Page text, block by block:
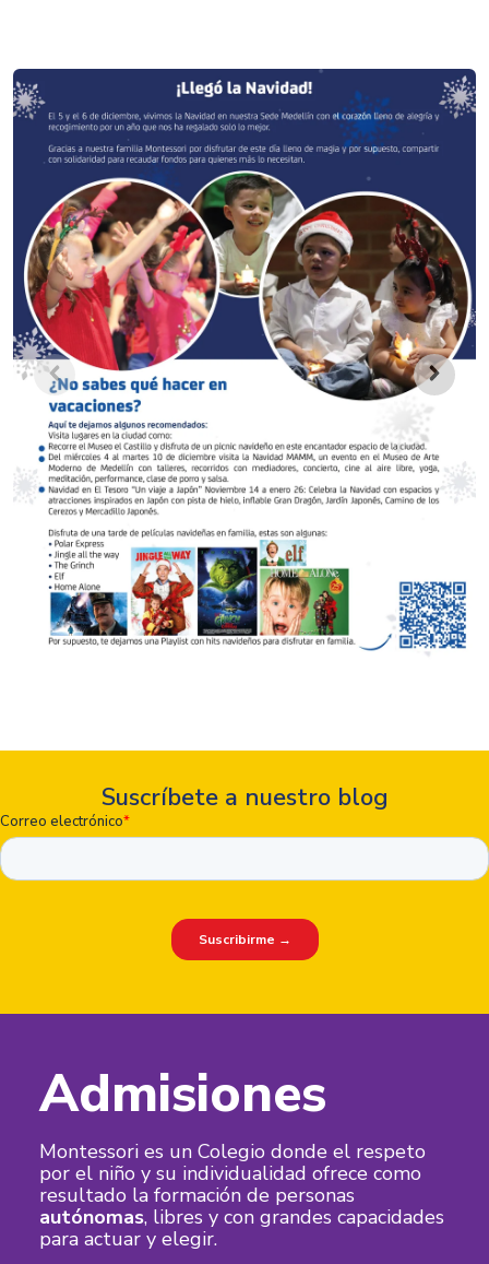
Suscríbete a nuestro blog
Admisiones
Montessori es un Colegio donde el respeto
por el niño y su individualidad ofrece como
resultado la formación de personas
autónomas, libres y con grandes capacidades
para actuar y elegir.